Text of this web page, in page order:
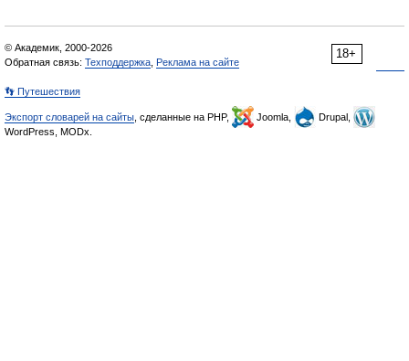
18+
© Академик, 2000-2026
Обратная связь: Техподдержка Реклама на сайте
👣 Путешествия
Экспорт словарей на сайты , сделанные на PHP, Joomla,
Drupal,
WordPress, MODx.